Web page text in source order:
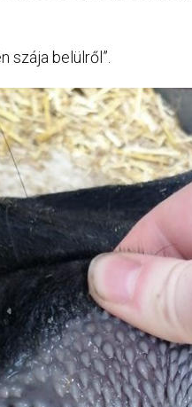
szája belülről”.